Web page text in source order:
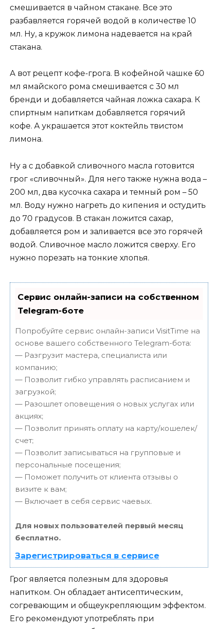
смешивается в чайном стакане. Все это
разбавляется горячей водой в количестве 10
мл. Ну, а кружок лимона надевается на край
стакана.
А вот рецепт кофе-грога. В кофейной чашке 60
мл ямайского рома смешивается с 30 мл
бренди и добавляется чайная ложка сахара. К
спиртным напиткам добавляется горячий
кофе. А украшается этот коктейль твистом
лимона.
Ну а с добавкой сливочного масла готовится
грог «сливочный». Для него также нужна вода –
200 мл, два кусочка сахара и темный ром – 50
мл. Воду нужно нагреть до кипения и остудить
до 70 градусов. В стакан ложится сахар,
добавляется ром и заливается все это горячей
водой. Сливочное масло ложится сверху. Его
нужно порезать на тонкие хлопья.
Сервис онлайн-записи на собственном
Telegram-боте
Попробуйте сервис онлайн-записи VisitTime на
основе вашего собственного Telegram-бота:
— Разгрузит мастера, специалиста или
компанию;
— Позволит гибко управлять расписанием и
загрузкой;
— Разошлет оповещения о новых услугах или
акциях;
— Позволит принять оплату на карту/кошелек/
счет;
— Позволит записываться на групповые и
персональные посещения;
— Поможет получить от клиента отзывы о
визите к вам;
— Включает в себя сервис чаевых.
Для новых пользователей первый месяц
бесплатно.
Зарегистрироваться в сервисе
Грог является полезным для здоровья
напитком. Он обладает антисептическим,
согревающим и общеукрепляющим эффектом.
Его рекомендуют употреблять при